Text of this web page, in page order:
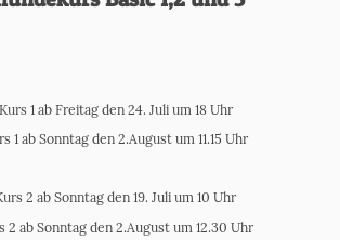
1 ab Freitag den 24. Juli um 18 Uhr
1 ab Sonntag den 2.August um 11.15 Uhr
2 ab Sonntag den 19. Juli um 10 Uhr
2 ab Sonntag den 2.August um 12.30 Uhr